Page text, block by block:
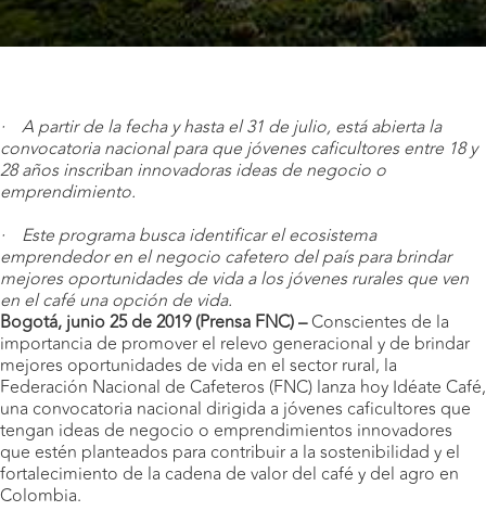
· A partir de la fecha y hasta el 31 de julio, está abierta la
convocatoria nacional para que jóvenes caficultores entre 18 y
28 años inscriban innovadoras ideas de negocio o
emprendimiento.
· Este programa busca identificar el ecosistema
emprendedor en el negocio cafetero del país para brindar
mejores oportunidades de vida a los jóvenes rurales que ven
en el café una opción de vida.
Bogotá, junio 25 de 2019 (Prensa FNC) –Conscientes de la
importancia de promover el relevo generacional y de brindar
mejores oportunidades de vida en el sector rural, la
Federación Nacional de Cafeteros (FNC) lanza hoy Idéate Café,
una convocatoria nacional dirigida a jóvenes caficultores que
tengan ideas de negocio o emprendimientos innovadores
que estén planteados para contribuir a la sostenibilidad y el
fortalecimiento de la cadena de valor del café y del agro en
Colombia.